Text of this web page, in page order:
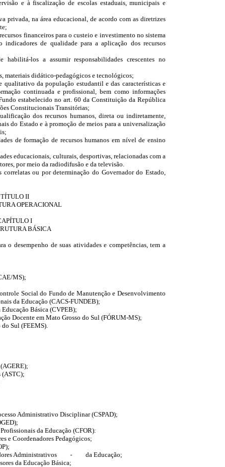
e à fiscalização de escolas estaduais, municipais e
privada, na área educacional, de acordo com as diretrizes
financeiros para o custeio e investimento no sistema
de qualidade para a aplicação dos recursos
los a assumir responsabilidades crescentes no
materiais didático-pedagógicos e tecnológicos;
da população estudantil e das características e
continuada e profissional, bem como informações
estabelecido no art. 60 da Constituição da República
Constitucionais Transitórias;
dos recursos humanos, direta ou indiretamente,
do Estado e à promoção de meios para a universalização
de formação de recursos humanos em nível de ensino
educacionais, culturais, desportivas, relacionadas com a
por meio da radiodifusão e da televisão.
ou por determinação do Governador do Estado,
TÍTULO II
OPERACIONAL
I
BÁSICA
o desempenho de suas atividades e competências, tem a
MS);
Social do Fundo de Manutenção e Desenvolvimento
da Educação (CACS-FUNDEB);
Básica (CVPEB);
Docente em Mato Grosso do Sul (FÓRUM-MS);
do Sul (FEEMS).
(ASTC);
Administrativo Disciplinar (CSPAD);
da Educação (CFOR):
e Coordenadores Pedagógicos;
Administrativos
da Educação;
da Educação Básica;